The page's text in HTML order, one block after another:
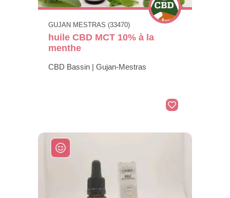
GUJAN MESTRAS (33470)
huile CBD MCT 10% à la
menthe
CBD Bassin | Gujan-Mestras